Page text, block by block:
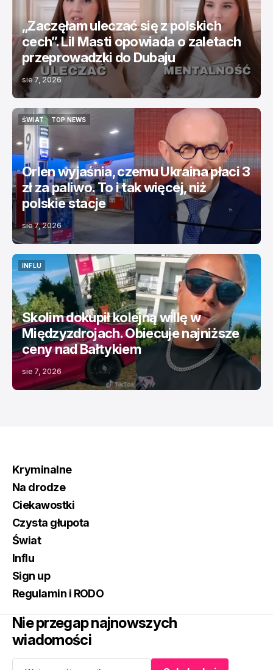
„Zaczęłam uleczać się z polskich
cech”. Lil Masti opowiada o zaletach
przeprowadzki do Dubaju
sie 7, 2026
ŚWIAT
ŚWIAT
TOP NEWS
Orlen wyjaśnia, czemu Ukraina płaci 3
zł za paliwo. To i tak więcej, niż
polskie stacje
sie 7, 2026
INFLU
INFLU
Skolim dokupił kolejną willę w
Międzyzdrojach. Obiecuje najniższe
ceny nad Bałtykiem
sie 7, 2026
Kryminalne
Na drodze
Ciekawostki
Czysta głupota
Świat
Influ
Sign up
Regulamin i RODO
Nie przegap najnowszych
wiadomości